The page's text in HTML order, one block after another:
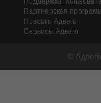
Партнерская
Новости Адвего
Сервисы Адвего
©